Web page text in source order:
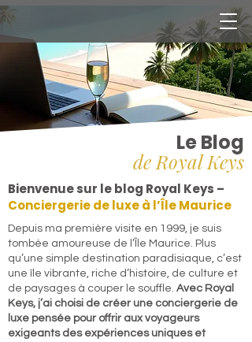
Le Blog
de Royal Keys
Bienvenue sur le blog Royal Keys –
Conciergerie de luxe à l’Île Maurice
​Depuis ma première visite en 1999, je suis
tombée amoureuse de l’Île Maurice. Plus
qu’une simple destination paradisiaque, c’est
une île vibrante, riche d’histoire, de culture et
de paysages à couper le souffle. Avec Royal
Keys, j’ai choisi de créer une conciergerie de
luxe pensée pour offrir aux voyageurs
exigeants des expériences uniques et